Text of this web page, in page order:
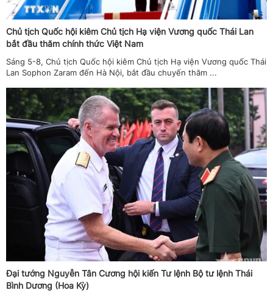
Chủ tịch Quốc hội kiêm Chủ tịch Hạ viện Vương quốc Thái Lan
bắt đầu thăm chính thức Việt Nam
Sáng 5-8, Chủ tịch Quốc hội kiêm Chủ tịch Hạ viện Vương quốc Thái
Lan Sophon Zaram đến Hà Nội, bắt đầu chuyến thăm ...
Đại tướng Nguyễn Tân Cương hội kiến Tư lệnh Bộ tư lệnh Thái
Bình Dương (Hoa Kỳ)